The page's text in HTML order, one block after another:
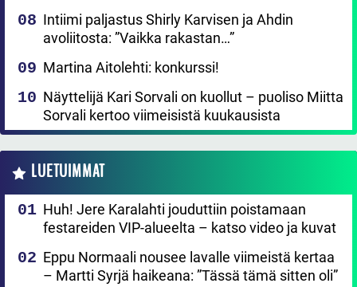
Intiimi paljastus Shirly Karvisen ja Ahdin
avoliitosta: ”Vaikka rakastan…”
Martina Aitolehti: konkurssi!
Näyttelijä Kari Sorvali on kuollut – puoliso Miitta
Sorvali kertoo viimeisistä kuukausista
LUETUIMMAT
Huh! Jere Karalahti jouduttiin poistamaan
festareiden VIP-alueelta – katso video ja kuvat
Eppu Normaali nousee lavalle viimeistä kertaa
– Martti Syrjä haikeana: ”Tässä tämä sitten oli”